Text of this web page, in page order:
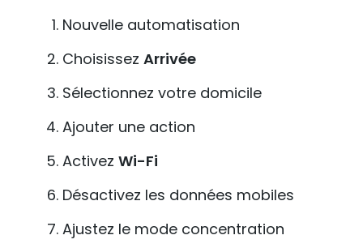
Nouvelle automatisation
Choisissez Arrivée
Sélectionnez votre domicile
Ajouter une action
Activez Wi-Fi
Désactivez les données mobiles
Ajustez le mode concentration